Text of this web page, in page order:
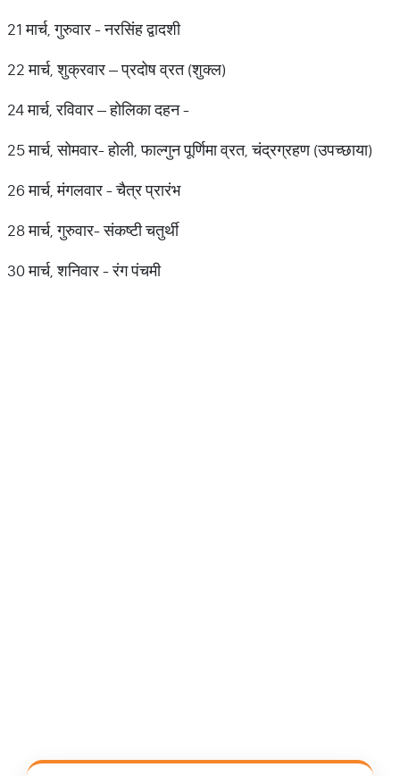
21 मार्च, गुरुवार - नरसिंह द्वादशी
22 मार्च, शुक्रवार – प्रदोष व्रत (शुक्ल)
24 मार्च, रविवार – होलिका दहन -
25 मार्च, सोमवार- होली, फाल्गुन पूर्णिमा व्रत, चंद्रग्रहण (उपच्छाया)
26 मार्च, मंगलवार - चैत्र प्रारंभ
28 मार्च, गुरुवार- संकष्टी चतुर्थी
30 मार्च, शनिवार - रंग पंचमी